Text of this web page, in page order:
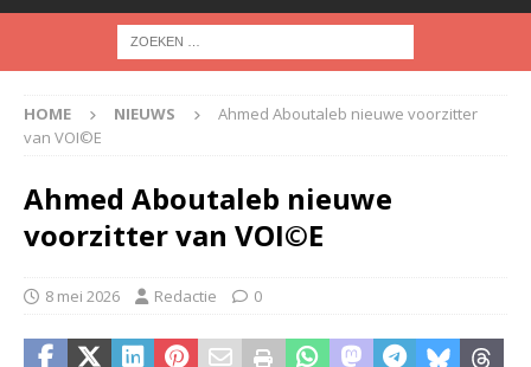
HOME NIEUWS
Ahmed Aboutaleb nieuwe voorzitter
van VOI©E
Ahmed Aboutaleb nieuwe
voorzitter van VOI©E
8 mei 2026 Redactie 0